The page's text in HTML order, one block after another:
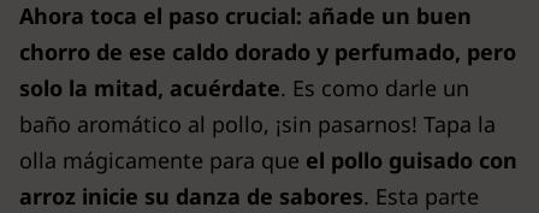
Ahora toca el paso crucial: añade un buen
chorro de ese caldo dorado y perfumado, pero
solo la mitad, acuérdate. Es como darle un
baño aromático al pollo, ¡sin pasarnos! Tapa la
olla mágicamente para que el pollo guisado con
arroz inicie su danza de sabores. Esta parte